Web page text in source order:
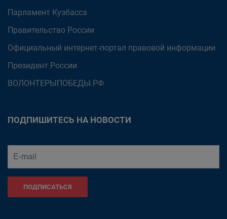
Парламент Кузбасса
Правительство России
Официальный интернет-портал правовой информации
Президент России
ВОЛОНТЕРЫПОБЕДЫ.РФ
ПОДПИШИТЕСЬ НА НОВОСТИ
ПОДПИСАТЬСЯ